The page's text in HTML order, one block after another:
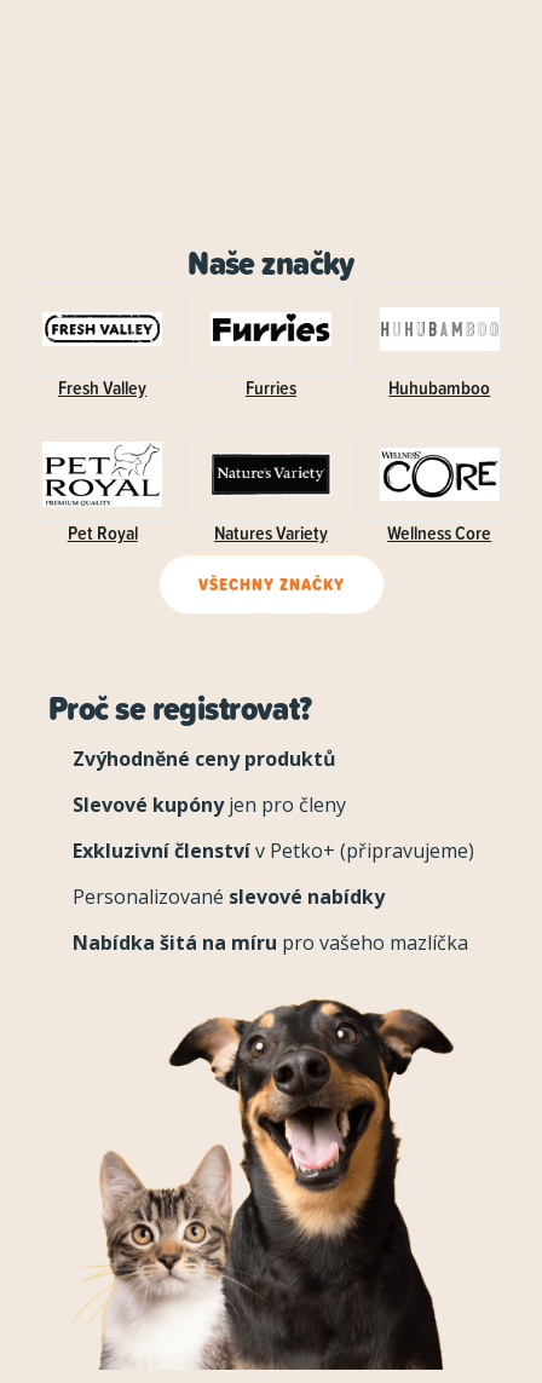
Naše značky
Fresh Valley Furries Huhubamboo
Pet Royal Natures Variety Wellness Core
VŠECHNY ZNAČKY
Proč se registrovat?
Zvýhodněné ceny produktů
Slevové kupónyjen pro členy
Exkluzivní členstvív Petko+ (připravujeme)
Personalizované slevové nabídky
Nabídka šitá na míru pro vašeho mazlíčka